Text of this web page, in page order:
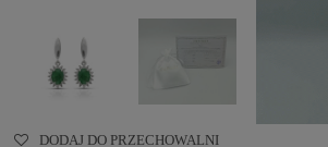
DODAJ DO PRZECHOWALNI